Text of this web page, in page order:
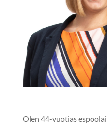
Olen 44-vuotias